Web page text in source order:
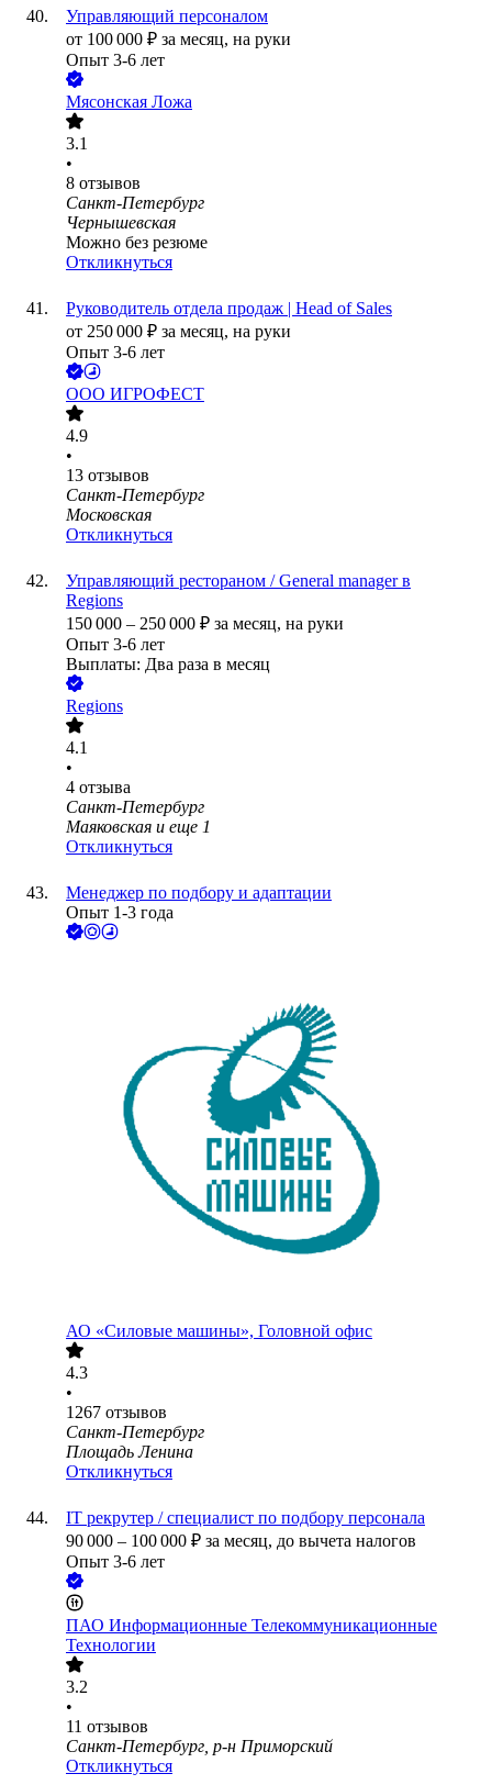
Управляющий персоналом
от 100 000 ₽ за месяц, на руки
Опыт 3-6 лет
Мясонская Ложа
3.1
•
8 отзывов
Санкт-Петербург
Чернышевская
Можно без резюме
Откликнуться
Руководитель отдела продаж | Head of Sales
от 250 000 ₽ за месяц, на руки
Опыт 3-6 лет
ООО ИГРОФЕСТ
4.9
•
13 отзывов
Санкт-Петербург
Московская
Откликнуться
Управляющий рестораном / General manager в
Regions
150 000 – 250 000 ₽ за месяц, на руки
Опыт 3-6 лет
Выплаты: Два раза в месяц
Regions
4.1
•
4 отзыва
Санкт-Петербург
Маяковская и еще 1
Откликнуться
Менеджер по подбору и адаптации
Опыт 1-3 года
АО «Силовые машины», Головной офис
4.3
•
1267 отзывов
Санкт-Петербург
Площадь Ленина
Откликнуться
IT рекрутер / специалист по подбору персонала
90 000 – 100 000 ₽ за месяц, до вычета налогов
Опыт 3-6 лет
ПАО Информационные Телекоммуникационные
Технологии
3.2
•
11 отзывов
Санкт-Петербург, р-н Приморский
Откликнуться